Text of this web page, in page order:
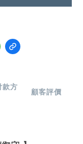
款方
顧客評價